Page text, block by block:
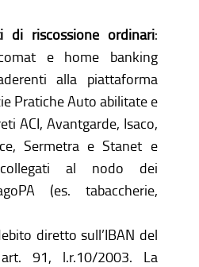
di riscossione ordinari:
e home banking
alla piattaforma
Pratiche Auto abilitate e
ACI, Avantgarde, Isaco,
Sermetra e Stanet e
al nodo dei
(es. tabaccherie,
diretto sull’IBAN del
art. 91, l.r.10/2003. La